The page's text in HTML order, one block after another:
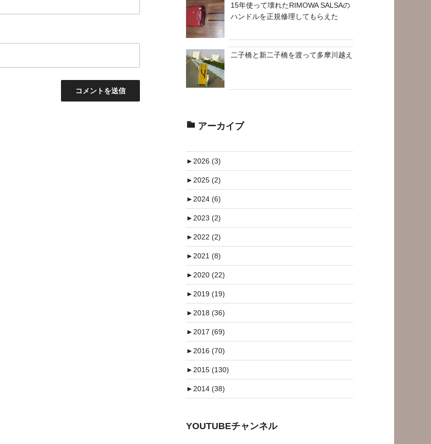
15年使って壊れたRIMOWA SALSAの
ハンドルを正規修理してもらえた
二子橋と新二子橋を渡って多摩川越え
アーカイブ
►2026 (3)
►2025 (2)
►2024 (6)
►2023 (2)
►2022 (2)
►2021 (8)
►2020 (22)
►2019 (19)
►2018 (36)
►2017 (69)
►2016 (70)
►2015 (130)
►2014 (38)
YOUTUBEチャンネル